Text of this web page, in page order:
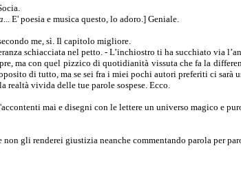
... E' poesia e musica questo, lo adoro.] Geniale.
me, sì. Il capitolo migliore.
schiacciata nel petto. - L’inchiostro ti ha succhiato via
ma con quel pizzico di quotidianità vissuta che fa la
di tutto, ma se sei fra i miei pochi autori preferiti ci sarà
vivida delle tue parole sospese. Ecco.
mai e disegni con le lettere un universo magico e
gli renderei giustizia neanche commentando parola per